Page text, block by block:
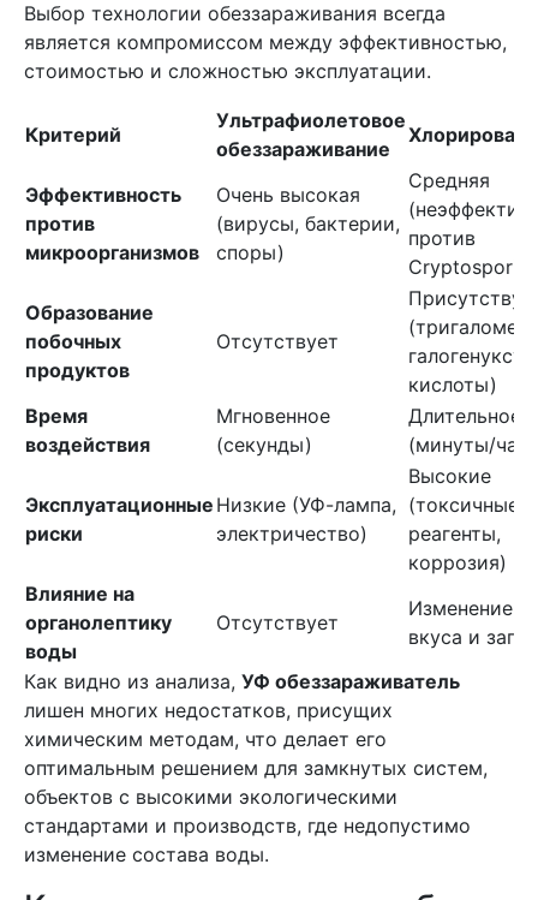
Выбор технологии обеззараживания всегда
является компромиссом между эффективностью,
стоимостью и сложностью эксплуатации.
Критерий
Ультрафиолетовое
обеззараживание
Эффективность
против
микроорганизмов
Очень высокая
(вирусы, бактерии,
споры)
Средняя
против
Образование
побочных
продуктов
Отсутствует
кислоты)
Время
воздействия
Мгновенное
(секунды)
Длительное
(минуты/
Эксплуатационные
риски
Низкие (УФ-лампа,
электричество)
Высокие
(токсичные
реагенты,
коррозия)
Влияние на
органолептику
воды
Отсутствует
Изменение
вкуса и
Как видно из анализа, УФ обеззараживатель
лишен многих недостатков, присущих
химическим методам, что делает его
оптимальным решением для замкнутых систем,
объектов с высокими экологическими
стандартами и производств, где недопустимо
изменение состава воды.